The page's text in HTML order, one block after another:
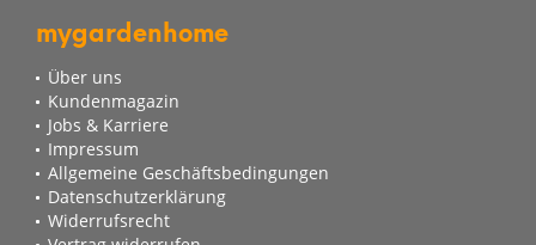
mygardenhome
Über uns
Kundenmagazin
Jobs & Karriere
Impressum
Allgemeine Geschäftsbedingungen
Datenschutzerklärung
Widerrufsrecht